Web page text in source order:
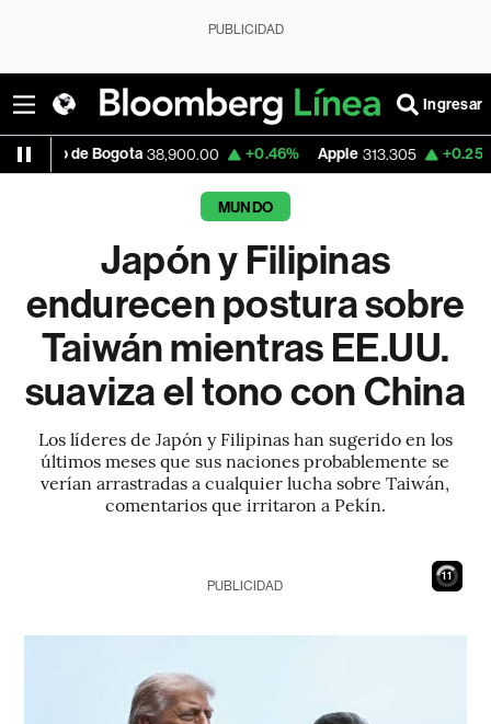
PUBLICIDAD
Ingresar
38,900.00 +0.46% Apple 313.305 +0.25% USD COP
MUNDO
Japón y Filipinas
endurecen postura sobre
Taiwán mientras EE.UU.
suaviza el tono con China
Los líderes de Japón y Filipinas han sugerido en los
últimos meses que sus naciones probablemente se
verían arrastradas a cualquier lucha sobre Taiwán,
comentarios que irritaron a Pekín.
10
PUBLICIDAD